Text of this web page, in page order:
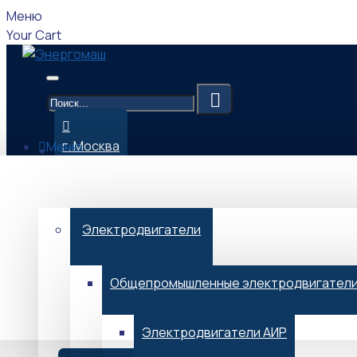
Меню
Your Cart
г. Москва
Меню
Электродвигатели
Общепромышленные
Электродвигатели АИР
09:00-17:00 (Мск)